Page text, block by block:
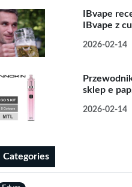
IBvape
IBvape z
2026-02-14
sklep e
2026-02-14
Categories